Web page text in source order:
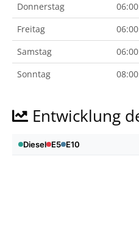
Donnerstag
Freitag
Samstag
Sonntag
Entwicklung